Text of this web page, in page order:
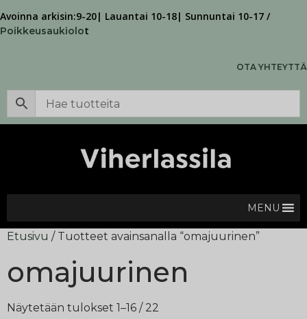
Avoinna arkisin:9-20| Lauantai 10-18| Sunnuntai 10-17 /
Poikkeusaukiolot
OTA YHTEYTTÄ
MENU
Etusivu / Tuotteet avainsanalla “omajuurinen”
omajuurinen
Näytetään tulokset 1–16 / 22